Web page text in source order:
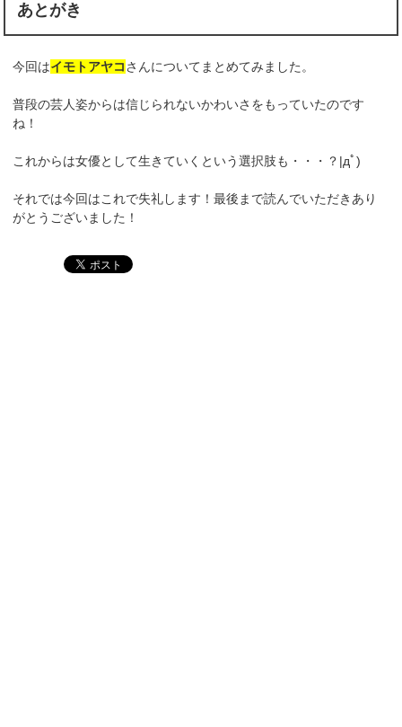
あとがき
今回はイモトアヤコさんについてまとめてみました。
普段の芸人姿からは信じられないかわいさをもっていたのです
ね！
これからは女優として生きていくという選択肢も・・・？|дﾟ)
それでは今回はこれで失礼します！最後まで読んでいただきあり
がとうございました！